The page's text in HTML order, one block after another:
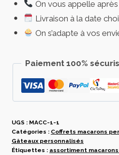
Macarons
24
Pièces
Assortiment
|
On vous appelle
Livraison à la date
On s’adapte à vos
Paiement 100%
UGS : MACC-1-1
Catégories : Coffrets macarons
Gâteaux personnalisés
Étiquettes : assortiment